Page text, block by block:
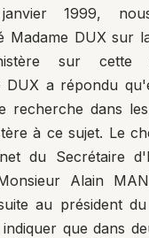
1999,
Madame DUX sur
sur cette
DUX a répondu
recherche dans
à ce sujet. Le
du Secrétaire
Alain
au président
que dans